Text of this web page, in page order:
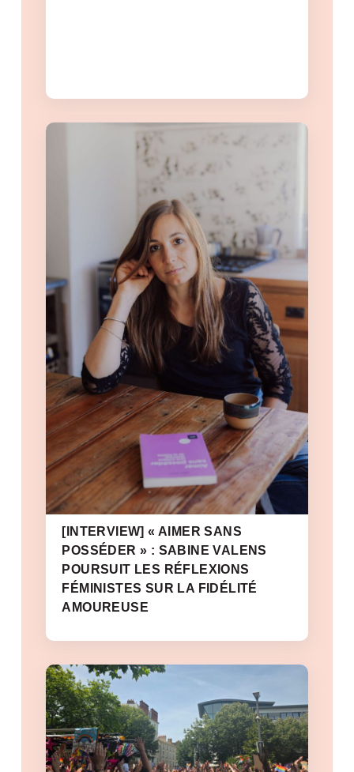
[INTERVIEW] « AIMER SANS
POSSÉDER » : SABINE VALENS
POURSUIT LES RÉFLEXIONS
FÉMINISTES SUR LA FIDÉLITÉ
AMOUREUSE